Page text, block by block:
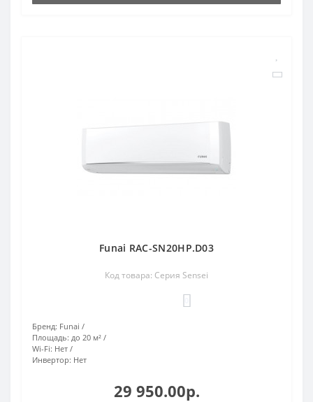
Funai RAC-SN20HP.D03
Код товара: Серия Sensei
Бренд: Funai
Площадь: до 20 м²
Wi-Fi: Нет
Инвертор: Нет
29 950.00р.